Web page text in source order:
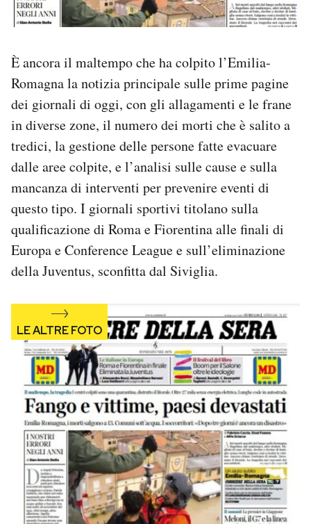
I MIEI PREFERITI
CALENDARIO
AREA PERSONALE
Area Personale
Newsletter
Notifiche mobile
Regala il Post
Hai bisogno di aiuto?
È ancora il maltempo che ha colpito l’Emilia-
Romagna la notizia principale sulle prime pagine
dei giornali di oggi, con gli allagamenti e le frane
in diverse zone, il numero dei morti che è salito a
tredici, la gestione delle persone fatte evacuare
dalle aree colpite, e l’analisi sulle cause e sulla
mancanza di interventi per prevenire eventi di
questo tipo. I giornali sportivi titolano sulla
qualificazione di Roma e Fiorentina alle finali di
Europa e Conference League e sull’eliminazione
della Juventus, sconfitta dal Siviglia.